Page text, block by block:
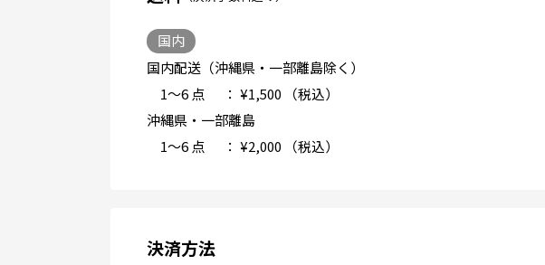
国内
国内配送（沖縄県・一部離島除く）
1～6 点
： ¥1,500
（税込）
沖縄県・一部離島
1～6 点
： ¥2,000 （税込）
決済方法